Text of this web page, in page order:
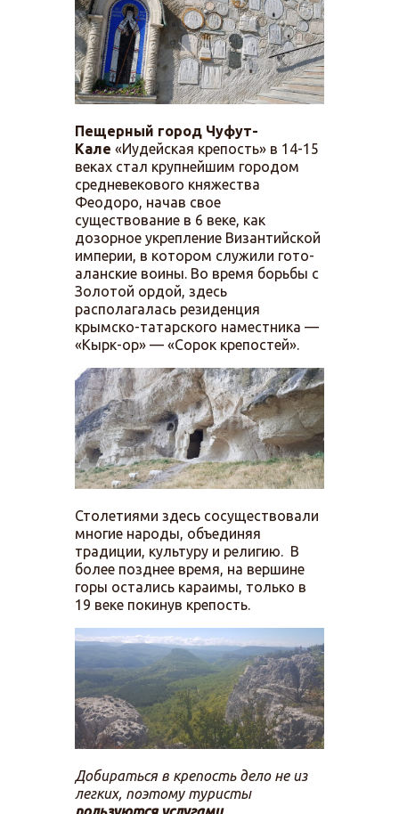
Пещерный город Чуфут-
Кале «Иудейская крепость» в 14-15
веках стал крупнейшим городом
средневекового княжества
Феодоро, начав свое
существование в 6 веке, как
дозорное укрепление Византийской
империи, в котором служили гото-
аланские воины. Во время борьбы с
Золотой ордой, здесь
располагалась резиденция
крымско-татарского наместника —
«Кырк-ор» — «Сорок крепостей».
Столетиями здесь сосуществовали
многие народы, объединяя
традиции, культуру и религию. В
более позднее время, на вершине
горы остались караимы, только в
19 веке покинув крепость.
Добираться в крепость дело не из
легких, поэтому туристы